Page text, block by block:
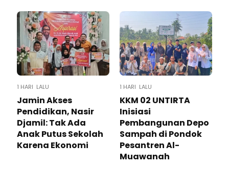
1 HARI LALU
Jamin Akses
Pendidikan, Nasir
Djamil: Tak Ada
Anak Putus Sekolah
Karena Ekonomi
1 HARI LALU
KKM 02 UNTIRTA
Inisiasi
Pembangunan Depo
Sampah di Pondok
Pesantren Al-
Muawanah